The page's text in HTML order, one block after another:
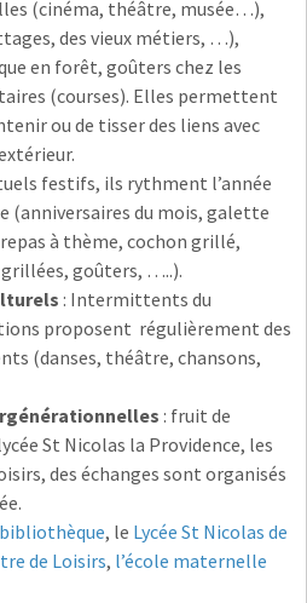
(cinéma, théâtre, musée…),
des vieux métiers, …),
en forêt, goûters chez les
(courses). Elles permettent
ou de tisser des liens avec
festifs, ils rythment l’année
(anniversaires du mois, galette
à thème, cochon grillé,
goûters, …..).
: Intermittents du
proposent régulièrement des
(danses, théâtre, chansons,
: fruit de
St Nicolas la Providence, les
des échanges sont organisés
bibliothèque, le Lycée St Nicolas de
de Loisirs, l’école maternelle